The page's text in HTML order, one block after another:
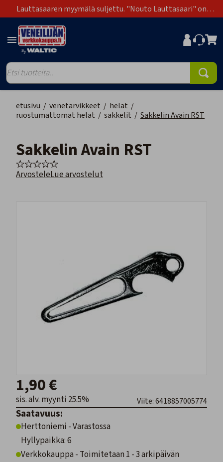
Lauttasaaren myymälä suljettu. "Nouto Lauttasaari" on
poistunut toimitustapavaihtoehdoista.
etusivu / venetarvikkeet / helat /
ruostumattomat helat / sakkelit / Sakkelin Avain RST
Sakkelin Avain RST
ArvosteleLue arvostelut
1,90 €
sis. alv. myynti 25.5% Viite: 6418857005774
Saatavuus:
Herttoniemi - Varastossa
Hyllypaikka: 6
Verkkokauppa - Toimitetaan 1 - 3 arkipäivän